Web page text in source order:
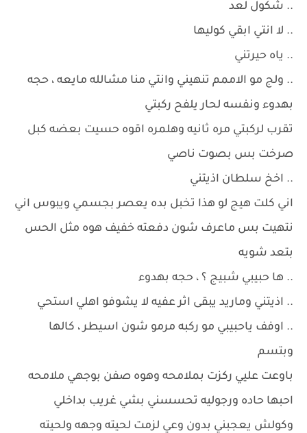
.. شكول لعد
.. لا انتي ابقي كوليها
.. ياه حيرتني
.. ولج مو الاممم تنهيني وانتي منا مشالله مايعه ، حجه
بهدوء ونفسه لحار يلفح ركبتي
تقرب لركبتي مره ثانيه وهلمره اقوه حسيت بعضه كبل
صرخت بس بصوت ناصي
.. اخخ سلطان اذيتني
اني كلت هيج لو هذا تخبل بده يعصر بجسمي ويبوس اني
نتهيت بس ماعرف شون دفعته خفيف هوه مثل الحس
بتعد شويه
.. ها حبيبي شبيج ؟ ، حجه بهدوء
.. اذيتني وماريد يبقى اثر عفيه لا يشوفو اهلي استحي
.. اوفف ياحبيبي مو ركبه مرمو شون اسيطر ، كالها
وبتسم
باوعت عليي ركزت بملامحه وهوه صفن بوجهي ملامحه
احبها حاده ورجوليه تحسسني بشي غريب بداخلي
وكولش يعجبني بدون وعي لزمت لحيته وجهه ولحيته